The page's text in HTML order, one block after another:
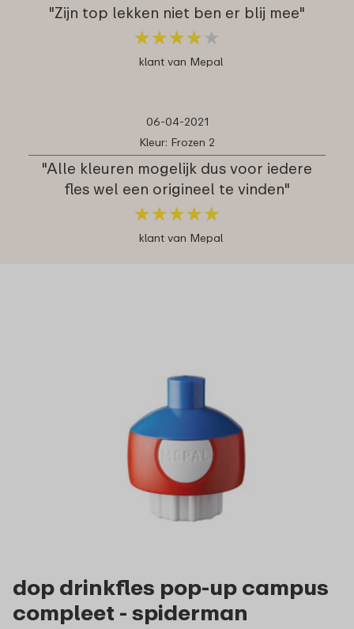
"Zijn top lekken niet ben er blij mee"
★★★★ ★
★★★★ ★
klant van Mepal
06-04-2021
Kleur: Frozen 2
"Alle kleuren mogelijk dus voor iedere
fles wel een origineel te vinden"
★★★★★
★★★★★
klant van Mepal
dop drinkfles pop-up campus
compleet - spiderman